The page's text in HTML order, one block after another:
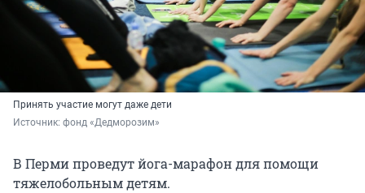
Принять участие могут даже дети
Источник: фонд «Дедморозим»
В Перми проведут йога-марафон для помощи
тяжелобольным детям.